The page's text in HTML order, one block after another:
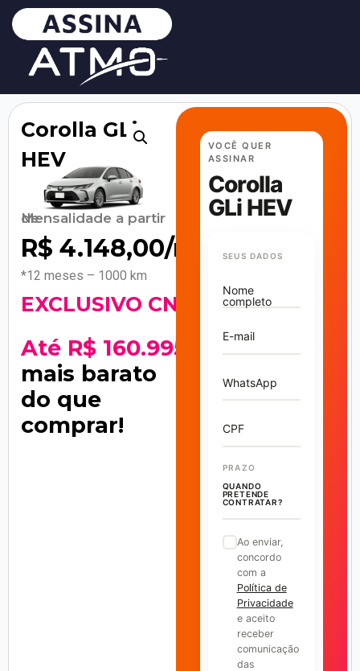
Corolla GLi
HEV
Mensalidade a partir de
R$ 4.148,00/mês
*12 meses – 1000 km
EXCLUSIVO CNPJ!
Até R$ 160.995
mais barato
do que
comprar!
VOCÊ QUER
ASSINAR
Corolla
GLi HEV
SEUS DADOS
Nome
completo
E-mail
WhatsApp
CPF
PRAZO
QUANDO
PRETENDE
CONTRATAR?
Ao enviar,
concordo
com a
Política de
Privacidade
e aceito
receber
comunicação
das